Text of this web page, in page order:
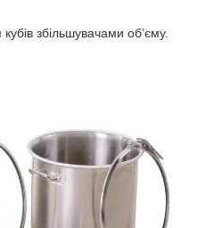
збільшувачами об’єму.